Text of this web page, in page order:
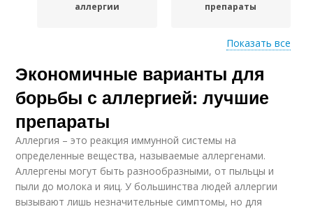
аллергии
препараты
Препараты при
проявлениях
Симптоматические
препараты
Препараты при
аллергии
Показать все
Экономичные варианты для
борьбы с аллергией: лучшие
препараты
Аллергия – это реакция иммунной системы на
определенные вещества, называемые аллергенами.
Аллергены могут быть разнообразными, от пыльцы и
пыли до молока и яиц. У большинства людей аллергии
вызывают лишь незначительные симптомы, но для